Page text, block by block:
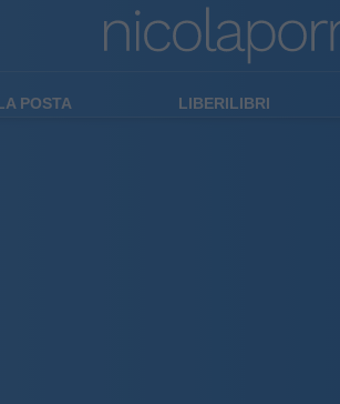
POSTA LIBERILIBRI